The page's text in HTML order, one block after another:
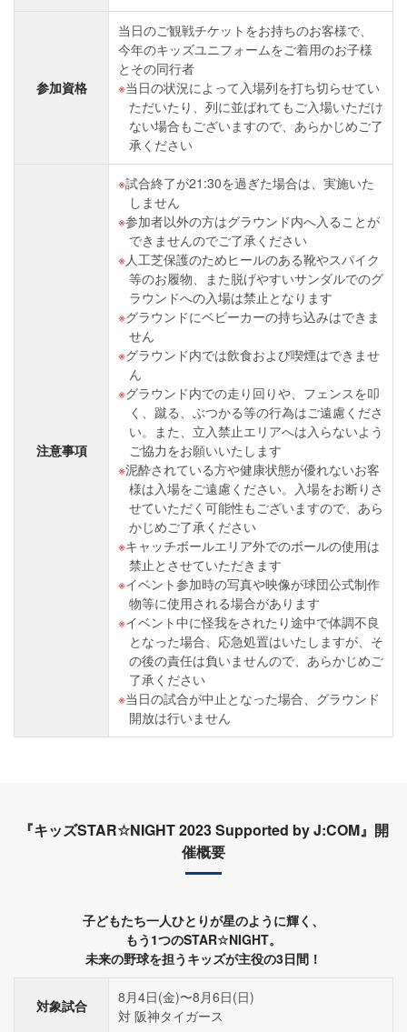
参加資格
当日のご観戦チケットをお持ちのお客様で、
今年のキッズユニフォームをご着用のお子様
とその同行者
当日の状況によって入場列を打ち切らせてい
ただいたり、列に並ばれてもご入場いただけ
ない場合もございますので、あらかじめご了
承ください
注意事項
試合終了が21:30を過ぎた場合は、実施いた
しません
参加者以外の方はグラウンド内へ入ることが
できませんのでご了承ください
人工芝保護のためヒールのある靴やスパイク
等のお履物、また脱げやすいサンダルでのグ
ラウンドへの入場は禁止となります
グラウンドにベビーカーの持ち込みはできま
せん
グラウンド内では飲食および喫煙はできませ
ん
グラウンド内での走り回りや、フェンスを叩
く、蹴る、ぶつかる等の行為はご遠慮くださ
い。また、立入禁止エリアへは入らないよう
ご協力をお願いいたします
泥酔されている方や健康状態が優れないお客
様は入場をご遠慮ください。入場をお断りさ
せていただく可能性もございますので、あら
かじめご了承ください
キャッチボールエリア外でのボールの使用は
禁止とさせていただきます
イベント参加時の写真や映像が球団公式制作
物等に使用される場合があります
イベント中に怪我をされたり途中で体調不良
となった場合、応急処置はいたしますが、そ
の後の責任は負いませんので、あらかじめご
了承ください
当日の試合が中止となった場合、グラウンド
開放は行いません
『キッズSTAR☆NIGHT 2023 Supported by J:COM』開
催概要
子どもたち一人ひとりが星のように輝く、
もう1つのSTAR☆NIGHT。
未来の野球を担うキッズが主役の3日間！
対象試合
8月4日(金)〜8月6日(日)
対 阪神タイガース